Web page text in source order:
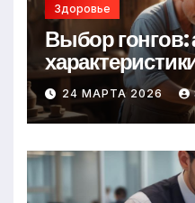
Здоровье
Выбор гонгов:
24 МАРТА 2026